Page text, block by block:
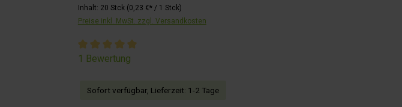
Inhalt: 20 Stck (0,23 €* / 1 Stck)
Preise inkl. MwSt. zzgl. Versandkosten
Durchschnittliche Bewertung von 5 von 5 Sternen
1 Bewertung
Sofort verfügbar, Lieferzeit: 1-2 Tage